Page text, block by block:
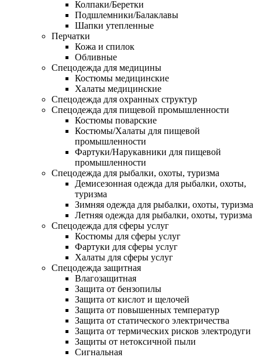
Колпаки/Беретки
Подшлемники/Балаклавы
Шапки утепленные
Перчатки
Кожа и спилок
Обливные
Спецодежда для медицины
Костюмы медицинские
Халаты медицинские
Спецодежда для охранных структур
Спецодежда для пищевой промышленности
Костюмы поварские
Костюмы/Халаты для пищевой
промышленности
Фартуки/Нарукавники для пищевой
промышленности
Спецодежда для рыбалки, охоты, туризма
Демисезонная одежда для рыбалки, охоты,
туризма
Зимняя одежда для рыбалки, охоты, туризма
Летняя одежда для рыбалки, охоты, туризма
Спецодежда для сферы услуг
Костюмы для сферы услуг
Фартуки для сферы услуг
Халаты для сферы услуг
Спецодежда защитная
Влагозащитная
Защита от бензопилы
Защита от кислот и щелочей
Защита от повышенных температур
Защита от статического электричества
Защита от термических рисков электродуги
Защиты от нетоксичной пыли
Сигнальная